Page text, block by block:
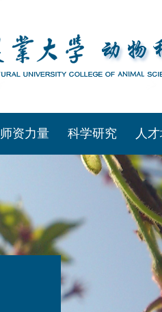
师资力量 科学研究 人